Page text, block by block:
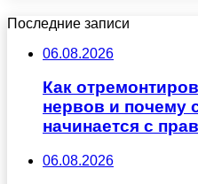
Последние записи
06.08.2026
Как
нервов и почему
начинается с
06.08.2026